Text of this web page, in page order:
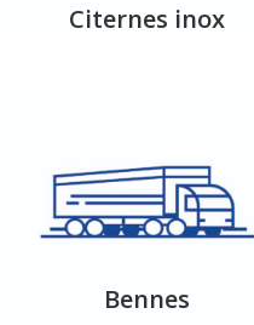
Citernes inox
Bennes